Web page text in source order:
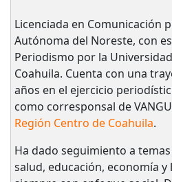
Licenciada en Comunicación
Autónoma del Noreste, con
Periodismo por la
Coahuila. Cuenta con una
años en el ejercicio
como corresponsal de
Región Centro de Coahuila.
Ha dado seguimiento a
salud, educación, economía y